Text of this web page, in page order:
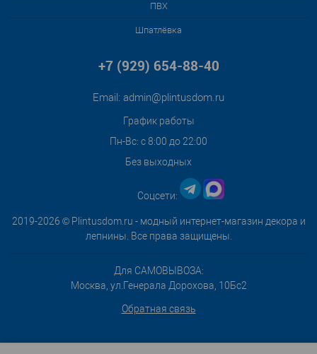
ПВХ
Шпатлёвка
2019-2026 © Plintusdom.ru - модный интернет-магазин декора и
лепнины. Все права защищены.
Для САМОВЫВОЗА:
Москва, ул.Генерала Дорохова, 10Бс2
Обратная связь
+7 (929) 654-88-40
Email: admin@plintusdom.ru
График работы
Пн-Вс: с 8:00 до 22:00
Без выходных
Соцсети: